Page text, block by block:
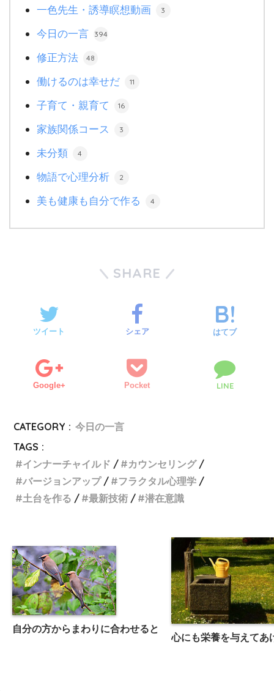
一色先生・誘導瞑想動画 3
今日の一言 394
修正方法 48
働けるのは幸せだ 11
子育て・親育て 16
家族関係コース 3
未分類 4
物語で心理分析 2
美も健康も自分で作る 4
SHARE
ツイート シェア はてブ
Google+ Pocket LINE
CATEGORY : 今日の一言
TAGS :
インナーチャイルド
カウンセリング
バージョンアップ
フラクタル心理学
土台を作る
最新技術 潜在意識
自分の方からまわりに合わせると
心にも栄養を与えてあ